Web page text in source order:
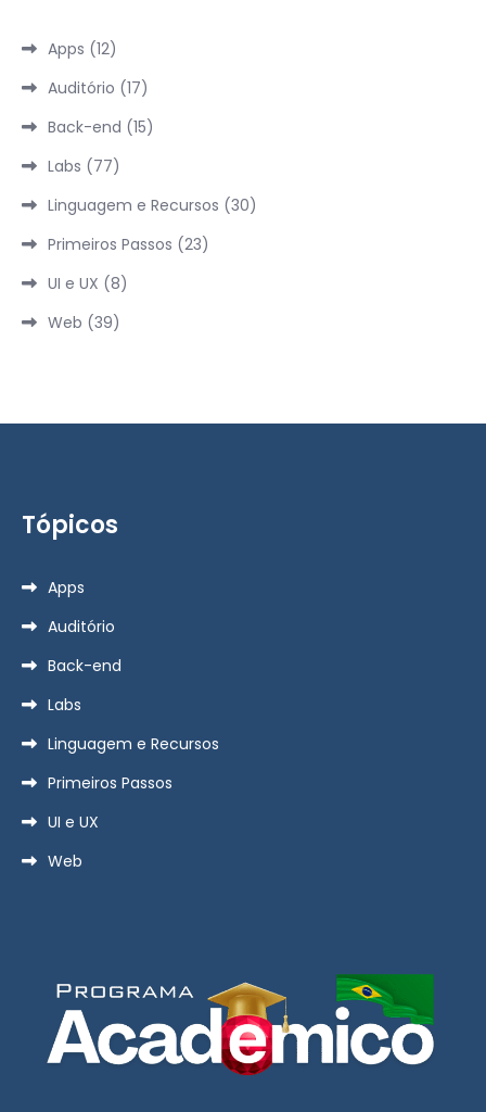
Apps (12)
Auditório (17)
Back-end (15)
Labs (77)
Linguagem e Recursos (30)
Primeiros Passos (23)
UI e UX (8)
Web (39)
Tópicos
Apps
Auditório
Back-end
Labs
Linguagem e Recursos
Primeiros Passos
UI e UX
Web